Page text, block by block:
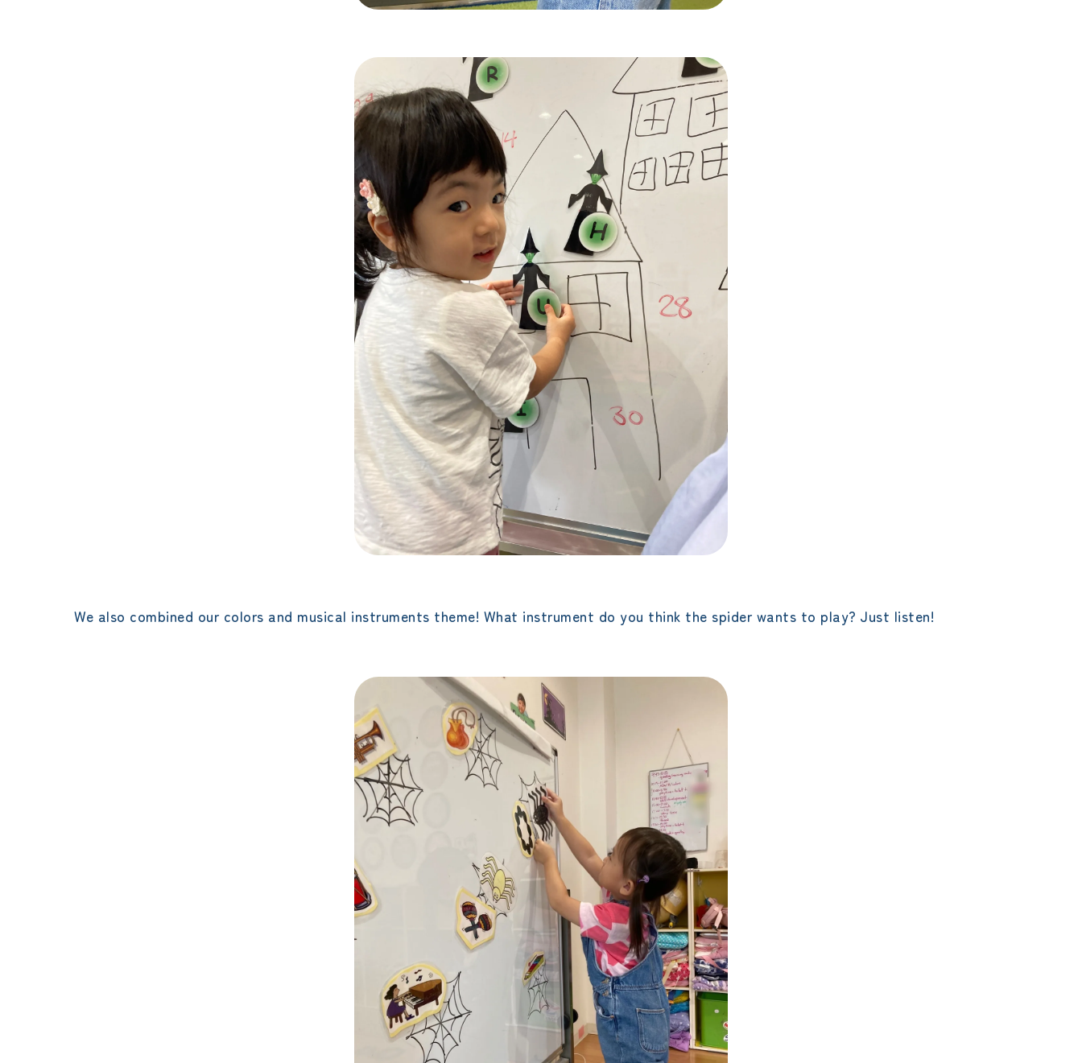
We also combined our colors and musical instruments theme! What instrument do you think the spider wants to play? Just listen!